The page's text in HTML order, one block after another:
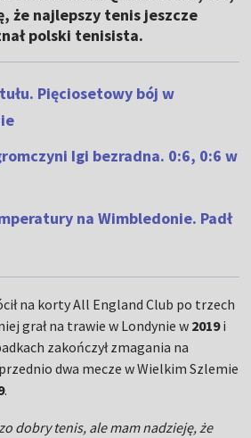
że najlepszy tenis jeszcze
polski tenisista.
Pięciosetowy bój w
Igi bezradna. 0:6, 0:6 w
na Wimbledonie. Padł
na korty All England Club po trzech
grał na trawie w Londynie w 2019i
zakończył zmagania na
dwa mecze w Wielkim Szlemie
.
dobry tenis, ale mam nadzieję, że